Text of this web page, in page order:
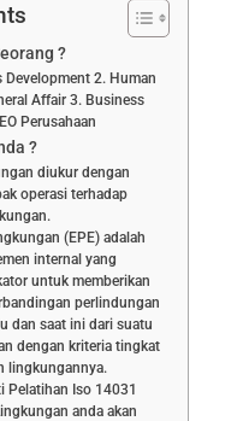
?
Development 2. Human
Affair 3. Business
Perusahaan
?
diukur dengan
operasi terhadap
(EPE) adalah
internal yang
untuk memberikan
perlindungan
dan saat ini dari suatu
dengan kriteria tingkat
lingkungannya.
Pelatihan Iso 14031
anda akan